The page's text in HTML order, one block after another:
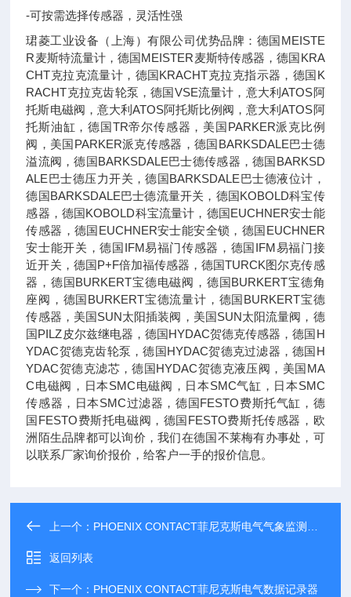
-可按需选择传感器，灵活性强
珺菱工业设备（上海）有限公司优势品牌：德国MEISTE
R麦斯特流量计，德国MEISTER麦斯特传感器，德国KRA
CHT克拉克流量计，德国KRACHT克拉克指示器，德国K
RACHT克拉克齿轮泵，德国VSE流量计，意大利ATOS阿
托斯电磁阀，意大利ATOS阿托斯比例阀，意大利ATOS阿
托斯油缸，德国TR帝尔传感器，美国PARKER派克比例
阀，美国PARKER派克传感器，德国BARKSDALE巴士德
溢流阀，德国BARKSDALE巴士德传感器，德国BARKSD
ALE巴士德压力开关，德国BARKSDALE巴士德液位计，
德国BARKSDALE巴士德流量开关，德国KOBOLD科宝传
感器，德国KOBOLD科宝流量计，德国EUCHNER安士能
传感器，德国EUCHNER安士能安全锁，德国EUCHNER
安士能开关，德国IFM易福门传感器，德国IFM易福门接
近开关，德国P+F倍加福传感器，德国TURCK图尔克传感
器，德国BURKERT宝德电磁阀，德国BURKERT宝德角
座阀，德国BURKERT宝德流量计，德国BURKERT宝德
传感器，美国SUN太阳插装阀，美国SUN太阳流量阀，德
国PILZ皮尔兹继电器，德国HYDAC贺德克传感器，德国H
YDAC贺德克齿轮泵，德国HYDAC贺德克过滤器，德国H
YDAC贺德克滤芯，德国HYDAC贺德克液压阀，美国MA
C电磁阀，日本SMC电磁阀，日本SMC气缸，日本SMC
传感器，日本SMC过滤器，德国FESTO费斯托气缸，德
国FESTO费斯托电磁阀，德国FESTO费斯托传感器，欧
洲陌生品牌都可以询价，我们在德国不莱梅有办事处，可
以联系厂家询价报价，给客户一手的报价信息。
上一个： PHOENIX CONTACT菲尼克斯电气气象监测系统
返回列表
下一个： PHOENIX CONTACT菲尼克斯电气数据记录器